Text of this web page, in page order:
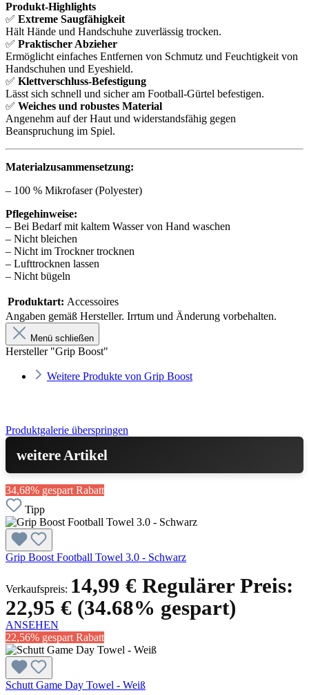
Produkt-Highlights
✅ Extreme Saugfähigkeit
Hält Hände und Handschuhe zuverlässig trocken.
✅ Praktischer Abzieher
Ermöglicht einfaches Entfernen von Schmutz und Feuchtigkeit von
Handschuhen und Eyeshield.
✅ Klettverschluss-Befestigung
Lässt sich schnell und sicher am Football-Gürtel befestigen.
✅ Weiches und robustes Material
Angenehm auf der Haut und widerstandsfähig gegen
Beanspruchung im Spiel.
Materialzusammensetzung:
– 100 % Mikrofaser (Polyester)
Pflegehinweise:
– Bei Bedarf mit kaltem Wasser von Hand waschen
– Nicht bleichen
– Nicht im Trockner trocknen
– Lufttrocknen lassen
– Nicht bügeln
Produktart: Accessoires
Angaben gemäß Hersteller. Irrtum und Änderung vorbehalten.
Menü schließen
Hersteller "Grip Boost"
Weitere Produkte von Grip Boost
Produktgalerie überspringen
weitere Artikel
34,68% gespart Rabatt
Tipp
Grip Boost Football Towel 3.0 - Schwarz
Verkaufspreis: 14,99 € Regulärer Preis:
22,95 € (34.68% gespart)
ANSEHEN
22,56% gespart Rabatt
Schutt Game Day Towel - Weiß